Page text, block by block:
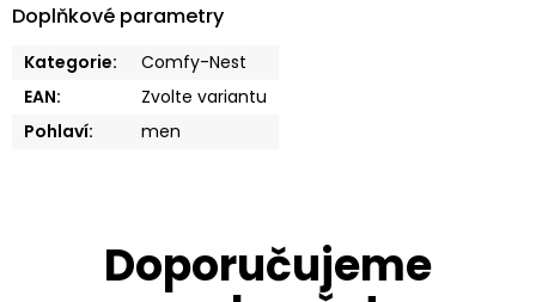
Doplňkové parametry
Kategorie:
Comfy-Nest
EAN:
Zvolte variantu
Pohlaví: men